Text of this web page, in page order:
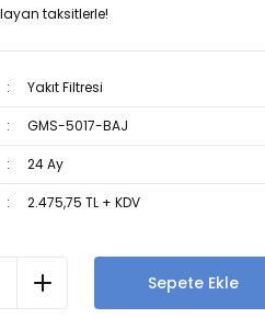
taksitlerle!
Yakıt Filtresi
GMS-5017-BAJ
24 Ay
2.475,75 TL + KDV
Sepete Ekle